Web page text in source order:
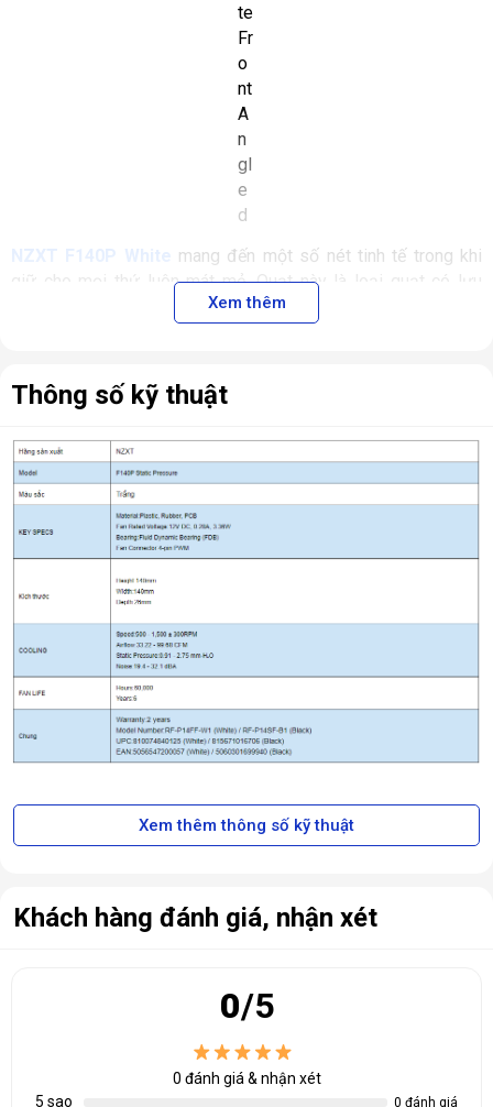
NZXT F140P White mang đến một số nét tinh tế trong khi
giữ cho mọi thứ luôn mát mẻ. Quạt này là loại quạt có lưu
lượng gió lớn, cung cấp luồng gió lý tưởng để làm mát.
Quạt F140P White
cao su chống rung làm giảm tiếng ồn. Vòng bi động chất lỏng
được cấp bằng sáng chế cung cấp tuổi thọ 60.000 giờ. Cùng
Xem thêm
Thông số kỹ thuật
Xem thêm thông số kỹ thuật
Khách hàng đánh giá, nhận xét
0/5
0 đánh giá & nhận xét
5 sao
0 đánh giá